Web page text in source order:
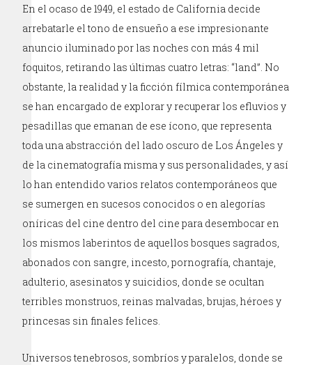
En el ocaso de 1949, el estado de California decide
arrebatarle el tono de ensueño a ese impresionante
anuncio iluminado por las noches con más 4 mil
foquitos, retirando las últimas cuatro letras: “land”. No
obstante, la realidad y la ficción fílmica contemporánea
se han encargado de explorar y recuperar los efluvios y
pesadillas que emanan de ese ícono, que representa
toda una abstracción del lado oscuro de Los Ángeles y
de la cinematografía misma y sus personalidades, y así
lo han entendido varios relatos contemporáneos que
se sumergen en sucesos conocidos o en alegorías
oníricas del cine dentro del cine para desembocar en
los mismos laberintos de aquellos bosques sagrados,
abonados con sangre, incesto, pornografía, chantaje,
adulterio, asesinatos y suicidios, donde se ocultan
terribles monstruos, reinas malvadas, brujas, héroes y
princesas sin finales felices.
Universos tenebrosos, sombríos y paralelos, donde se